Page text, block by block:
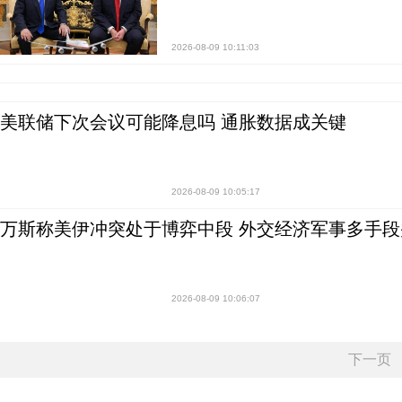
2026-08-09 10:11:03
美联储下次会议可能降息吗 通胀数据成关键
2026-08-09 10:05:17
万斯称美伊冲突处于博弈中段 外交经济军事多手
2026-08-09 10:06:07
下一页